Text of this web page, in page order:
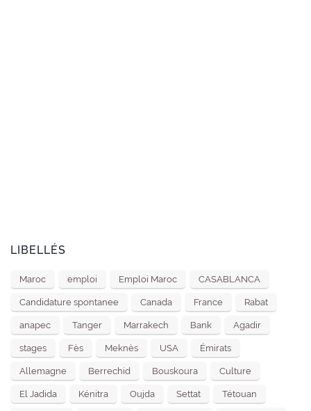
LIBELLÉS
Maroc emploi Emploi Maroc CASABLANCA
Candidature spontanee Canada France Rabat
anapec Tanger Marrakech Bank Agadir
stages Fès Meknès USA Émirats
Allemagne Berrechid Bouskoura Culture
El Jadida Kénitra Oujda Settat Tétouan